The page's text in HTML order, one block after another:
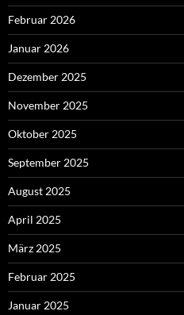
Februar 2026
Januar 2026
Dezember 2025
November 2025
Oktober 2025
September 2025
August 2025
April 2025
März 2025
Februar 2025
Januar 2025